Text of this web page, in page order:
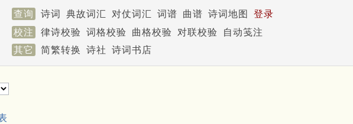
查询 诗词 典故词汇 对仗词汇 词谱 曲谱 诗词地图
登录
校注
律诗校验 词格校验 曲格校验 对联校验
自动笺注
其它
简繁转换 诗社 诗词书店